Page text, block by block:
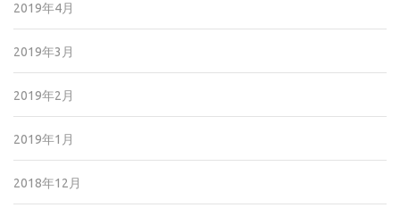
2019年4月
2019年3月
2019年2月
2019年1月
2018年12月